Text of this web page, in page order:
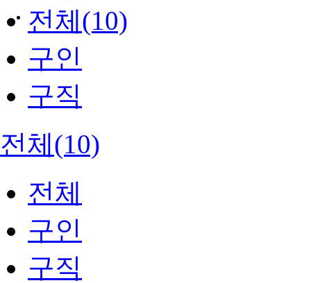
전체(10)
구인
구직
전체(10)
전체
구인
구직